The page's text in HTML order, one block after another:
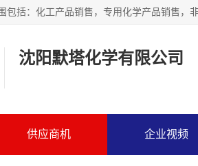
沈阳默塔化学有限公司
供应商机 企业视频